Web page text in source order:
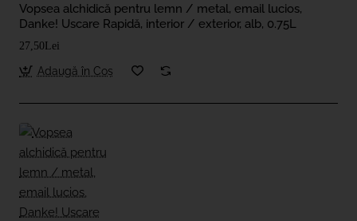
Vopsea alchidică pentru lemn / metal, email lucios,
Danke! Uscare Rapidă, interior / exterior, alb, 0.75L
27,50Lei
Adaugă în Coş